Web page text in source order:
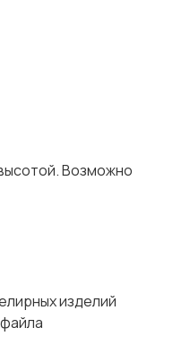
Возможно
изделий